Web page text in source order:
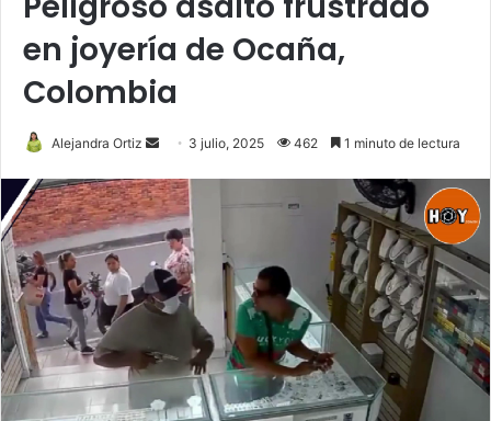
en joyería de Ocaña,
Colombia
Alejandra Ortiz
Send
email
3 julio, 2025 462 1 minuto de lectura